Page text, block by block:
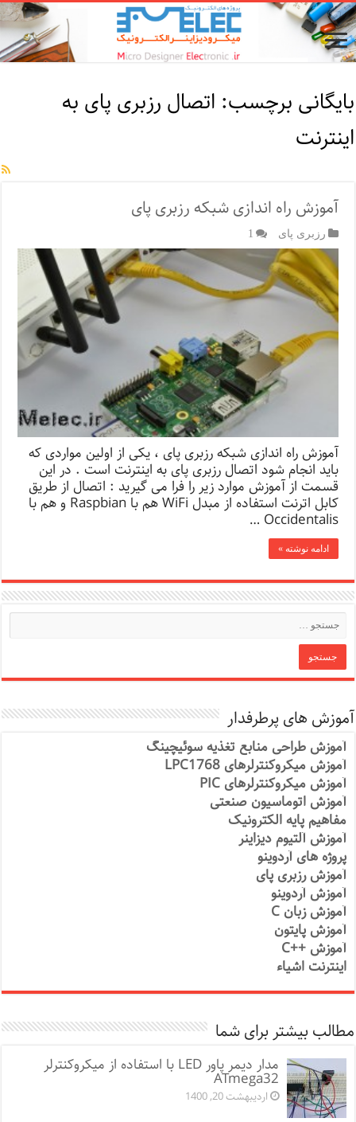
بایگانی برچسب: اتصال رزبری پای به
اینترنت
آموزش راه اندازی شبکه رزبری پای
رزبری پای 1
آموزش راه اندازی شبکه رزبری پای ، یکی از اولین مواردی که
باید انجام شود اتصال رزبری پای به اینترنت است . در این
قسمت از آموزش موارد زیر را فرا می گیرید : اتصال از طریق
کابل اترنت استفاده از مبدل WiFi هم با Raspbian و هم با
Occidentalis …
ادامه نوشته »
آموزش های پرطرفدار
آموزش طراحی منابع تغذیه سوئیچینگ
آموزش میکروکنترلرهای LPC1768
آموزش میکروکنترلرهای PIC
آموزش اتوماسیون صنعتی
مفاهیم پایه الکترونیک
آموزش آلتیوم دیزاینر
پروژه های آردوینو
آموزش رزبری پای
آموزش آردوینو
آموزش زبان C
آموزش پایتون
آموزش ++C
اینترنت اشیاء
مطالب بیشتر برای شما
مدار دیمر پاور LED با استفاده از میکروکنترلر
ATmega32
اردیبهشت 20, 1400